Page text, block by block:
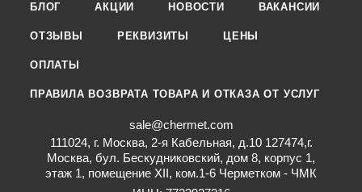
БЛОГ АКЦИИ НОВОСТИ ВАКАНСИИ
ОТЗЫВЫ РЕКВИЗИТЫ ЦЕНЫ
ОПЛАТЫ
ПРАВИЛА ВОЗВРАТА ТОВАРА И ОТКАЗА ОТ УСЛУГ
sale@chermet.com
111024, г. Москва, 2-я Кабельная, д.10 127474,г.
Москва, бул. Бескудниковский, дом 8, корпус 1,
этаж 1, помещение XII, ком.1-6 Черметком - ЧМК